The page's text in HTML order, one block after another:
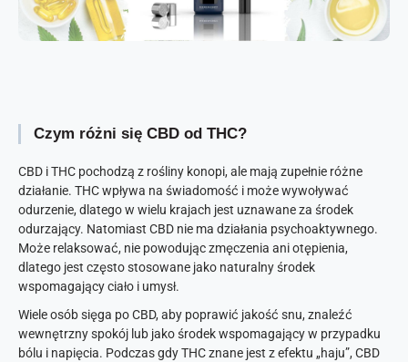
Czym różni się CBD od THC?
CBD i THC pochodzą z rośliny konopi, ale mają zupełnie różne
działanie. THC wpływa na świadomość i może wywoływać
odurzenie, dlatego w wielu krajach jest uznawane za środek
odurzający. Natomiast CBD nie ma działania psychoaktywnego.
Może relaksować, nie powodując zmęczenia ani otępienia,
dlatego jest często stosowane jako naturalny środek
wspomagający ciało i umysł.
Wiele osób sięga po CBD, aby poprawić jakość snu, znaleźć
wewnętrzny spokój lub jako środek wspomagający w przypadku
bólu i napięcia. Podczas gdy THC znane jest z efektu „haju”, CBD